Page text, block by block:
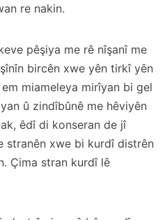
re nakin.
pêşiya me rê nîşanî me
bircên xwe yên tirkî yên
miameleya mirîyan bi gel
û zindîbûnê me hêviyên
êdî di konseran de jî
stranên xwe bi kurdî distrên
Çima stran kurdî lê